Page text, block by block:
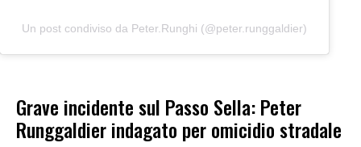
Un post condiviso da Peter.Runghi (@peter.runggaldier)
Grave incidente sul Passo Sella: Peter
Runggaldier indagato per omicidio stradale